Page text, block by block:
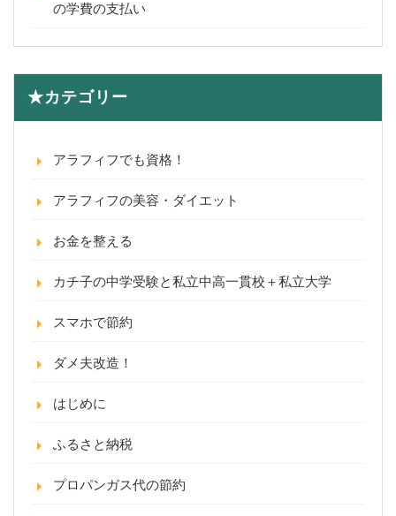
の学費の支払い
★カテゴリー
アラフィフでも資格！
アラフィフの美容・ダイエット
お金を整える
カチ子の中学受験と私立中高一貫校＋私立大学
スマホで節約
ダメ夫改造！
はじめに
ふるさと納税
プロパンガス代の節約